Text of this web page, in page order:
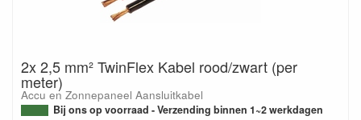
2x 2,5 mm² TwinFlex Kabel rood/zwart (per
meter)
Accu en Zonnepaneel Aansluitkabel
Bij ons op voorraad - Verzending binnen 1~2 werkdagen